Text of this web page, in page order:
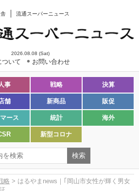
流通スーパーニュース
2026.08.08 (Sat)
ついて お問い合わせ
事 戦略 決算
舗 新商品 販促
ース 統計 海外
新型コロナ
略 > はるやまnews｜｢岡山市女性が輝く男女